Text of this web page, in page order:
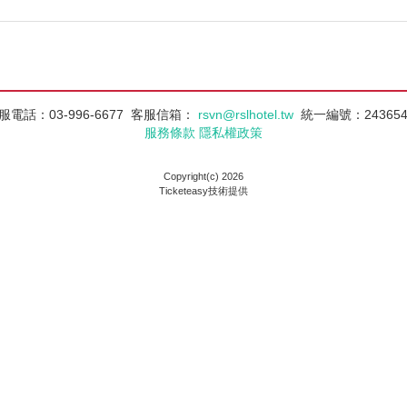
電話：03-996-6677 客服信箱： rsvn@rslhotel.tw 統一編號：
服務條款 隱私權政策
Copyright(c) 2026
Ticketeasy技術提供